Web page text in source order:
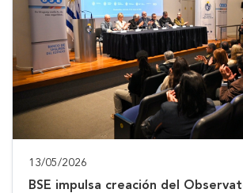
13/05/2026
BSE impulsa creación del